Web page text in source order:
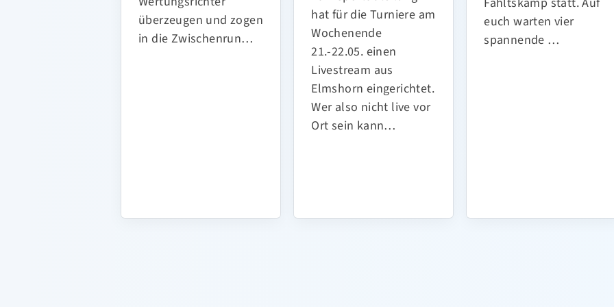
überzeugen und zogen
in die Zwischenrun…
hat für die Turniere am
Wochenende
21.-22.05. einen
Livestream aus
Elmshorn eingerichtet.
Wer also nicht live vor
Ort sein kann…
Fahltskamp statt. Auf
euch warten vier
spannende …